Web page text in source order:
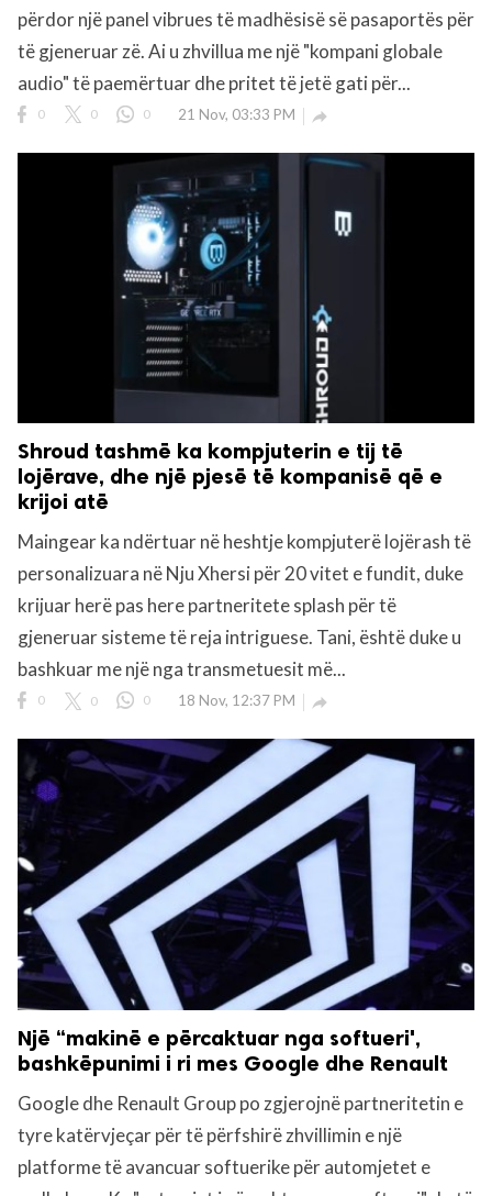
përdor një panel vibrues të madhësisë së pasaportës për
të gjeneruar zë. Ai u zhvillua me një "kompani globale
audio" të paemërtuar dhe pritet të jetë gati për...
0 0 0 21 Nov, 03:33 PM 
Shroud tashmë ka kompjuterin e tij të
lojërave, dhe një pjesë të kompanisë që e
krijoi atë
Maingear ka ndërtuar në heshtje kompjuterë lojërash të
personalizuara në Nju Xhersi për 20 vitet e fundit, duke
krijuar herë pas here partneritete splash për të
gjeneruar sisteme të reja intriguese. Tani, është duke u
bashkuar me një nga transmetuesit më...
0 0 0 18 Nov, 12:37 PM 
Një “makinë e përcaktuar nga softueri',
bashkëpunimi i ri mes Google dhe Renault
Google dhe Renault Group po zgjerojnë partneritetin e
tyre katërvjeçar për të përfshirë zhvillimin e një
platforme të avancuar softuerike për automjetet e